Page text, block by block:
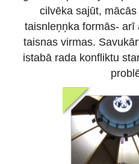
cilvēka sajūt,
taisnleņņka formās-
taisnas virmas.
istabā rada konfliktu